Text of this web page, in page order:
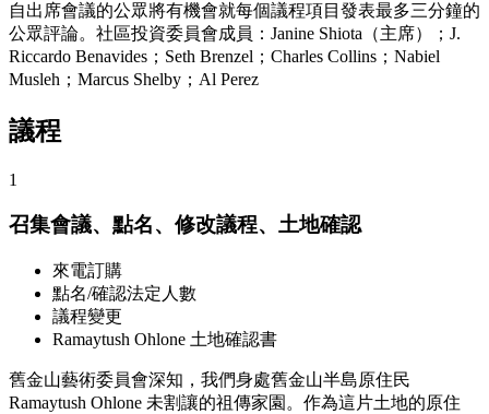
自出席會議的公眾將有機會就每個議程項目發表最多三分鐘的
公眾評論。社區投資委員會成員：Janine Shiota（主席）；J.
Riccardo Benavides；Seth Brenzel；Charles Collins；Nabiel
Musleh；Marcus Shelby；Al Perez
議程
1
召集會議、點名、修改議程、土地確認
來電訂購
點名/確認法定人數
議程變更
Ramaytush Ohlone 土地確認書
舊金山藝術委員會深知，我們身處舊金山半島原住民
Ramaytush Ohlone 未割讓的祖傳家園。作為這片土地的原住